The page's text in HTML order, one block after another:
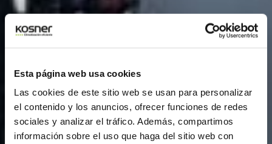
Esta página web usa cookies
Las cookies de este sitio web se usan para personalizar
el contenido y los anuncios, ofrecer funciones de redes
sociales y analizar el tráfico. Además, compartimos
información sobre el uso que haga del sitio web con